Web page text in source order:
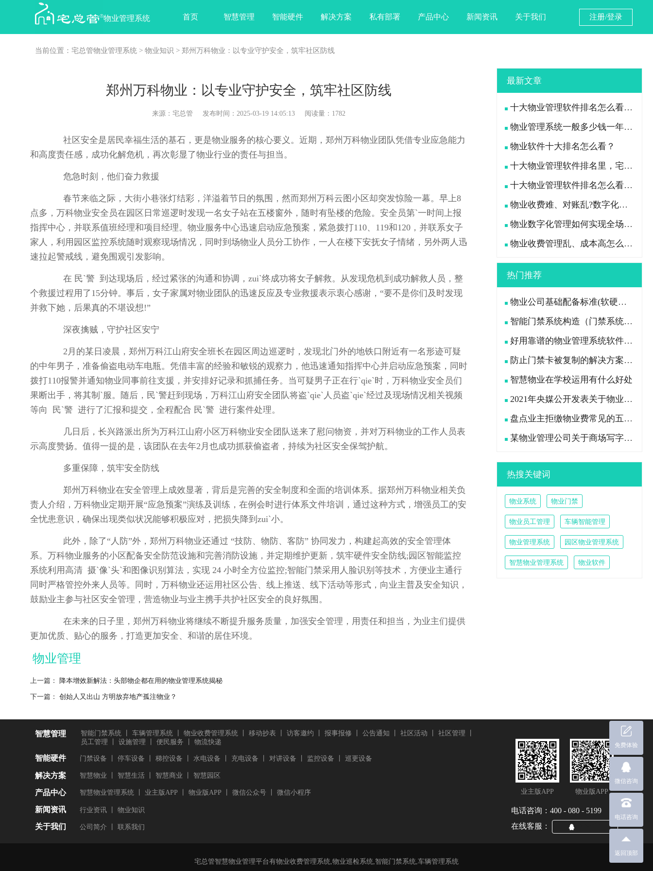
物业管理系统 首页 智慧管理 智能硬件 解决方案 私有部署 产品中心 新闻资讯 关于我们 注册/登录
免费体验
微信咨询
电话咨询
返回顶部
当前位置： 宅总管物业管理系统 > 物业知识 > 郑州万科物业：以专业守护安全，筑牢社区防线
郑州万科物业：以专业守护安全，筑牢社区防线
来源：宅总管 发布时间：2025-03-19 14:05:13 阅读量：1782
社区安全是居民幸福生活的基石，更是物业服务的核心要义。近期，郑州万科物业团队凭借专业应急能力
和高度责任感，成功化解危机，再次彰显了物业行业的责任与担当。
危急时刻，他们奋力救援
春节来临之际，大街小巷张灯结彩，洋溢着节日的氛围，然而郑州万科云图小区却突发惊险一幕。早上8
点多，万科物业安全员在园区日常巡逻时发现一名女子站在五楼窗外，随时有坠楼的危险。安全员第`一时间上报
指挥中心，并联系值班经理和项目经理。物业服务中心迅速启动应急预案，紧急拨打110、119和120，并联系女子
家人，利用园区监控系统随时观察现场情况，同时到场物业人员分工协作，一人在楼下安抚女子情绪，另外两人迅
速拉起警戒线，避免围观引发影响。
在 民`警 到达现场后，经过紧张的沟通和协调，zui`终成功将女子解救。从发现危机到成功解救人员，整
个救援过程用了15分钟。事后，女子家属对物业团队的迅速反应及专业救援表示衷心感谢，“要不是你们及时发现
并救下她，后果真的不堪设想!”
深夜擒贼，守护社区安宁
2月的某日凌晨，郑州万科江山府安全班长在园区周边巡逻时，发现北门外的地铁口附近有一名形迹可疑
的中年男子，准备偷盗电动车电瓶。凭借丰富的经验和敏锐的观察力，他迅速通知指挥中心并启动应急预案，同时
拨打110报警并通知物业同事前往支援，并安排好记录和抓捕任务。当可疑男子正在行`qie`时，万科物业安全员们
果断出手，将其制`服。随后，民`警赶到现场，万科江山府安全团队将盗`qie`人员盗`qie`经过及现场情况相关视频
等向 民`警 进行了汇报和提交，全程配合 民`警 进行案件处理。
几日后，长兴路派出所为万科江山府小区万科物业安全团队送来了慰问物资，并对万科物业的工作人员表
示高度赞扬。值得一提的是，该团队在去年2月也成功抓获偷盗者，持续为社区安全保驾护航。
多重保障，筑牢安全防线
郑州万科物业在安全管理上成效显著，背后是完善的安全制度和全面的培训体系。据郑州万科物业相关负
责人介绍，万科物业定期开展“应急预案”演练及训练，在例会时进行体系文件培训，通过这种方式，增强员工的安
全忧患意识，确保出现类似状况能够积极应对，把损失降到zui`小。
此外，除了“人防”外，郑州万科物业还通过 “技防、物防、客防” 协同发力，构建起高效的安全管理体
系。万科物业服务的小区配备安全防范设施和完善消防设施，并定期维护更新，筑牢硬件安全防线;园区智能监控
系统利用高清 摄`像`头`和图像识别算法，实现 24 小时全方位监控;智能门禁采用人脸识别等技术，方便业主通行
同时严格管控外来人员等。同时，万科物业还运用社区公告、线上推送、线下活动等形式，向业主普及安全知识，
鼓励业主参与社区安全管理，营造物业与业主携手共护社区安全的良好氛围。
在未来的日子里，郑州万科物业将继续不断提升服务质量，加强安全管理，用责任和担当，为业主们提供
更加优质、贴心的服务，打造更加安全、和谐的居住环境。
物业管理
上一篇： 降本增效新解法：头部物企都在用的物业管理系统揭秘
下一篇： 创始人又出山 方明放弃地产孤注物业？
最新文章
十大物业管理软件排名怎么看？宅总管靠什么在榜上站住脚？
物业管理系统一般多少钱一年？宅总管一年费用多少？
物业软件十大排名怎么看？
十大物业管理软件排名里，宅总管凭什么被300多家物业公司选择？
十大物业管理软件排名怎么看？宅总管凭什么能进榜？
物业收费难、对账乱?数字化手段如何落地解决
物业数字化管理如何实现全场景高效管控？
物业收费管理乱、成本高怎么办？
热门推荐
物业公司基础配备标准(软硬件设施配备及各岗位员工配置)
智能门禁系统构造（门禁系统由哪些设备组成）
好用靠谱的物业管理系统软件推荐
防止门禁卡被复制的解决方案升级宅总管智能门禁系统
智慧物业在学校运用有什么好处
2021年央媒公开发表关于物业新规的问题
盘点业主拒缴物业费常见的五大原因
某物业管理公司关于商场写字楼大堂卫生工作流程标准
热搜关键词
物业系统 物业门禁
物业员工管理 车辆智能管理
物业管理系统 园区物业管理系统
智慧物业管理系统 物业软件
智慧管理 智能门禁系统 车辆管理系统 物业收费管理系统 移动抄表 访客邀约 报事报修 公告通知 社区活动 社区管理
员工管理
设施管理 便民服务 物流快递
智能硬件 门禁设备 停车设备 梯控设备 水电设备 充电设备 对讲设备 监控设备 巡更设备
解决方案 智慧物业 智慧生活 智慧商业 智慧园区
产品中心 智慧物业管理系统 业主版APP 物业版APP 微信公众号 微信小程序
新闻资讯 行业资讯 物业知识
关于我们 公司简介 联系我们
业主版APP 物业版APP
电话咨询：400 - 080 - 5199
在线客服：
宅总管智慧物业管理平台有物业收费管理系统,物业巡检系统,智能门禁系统,车辆管理系统